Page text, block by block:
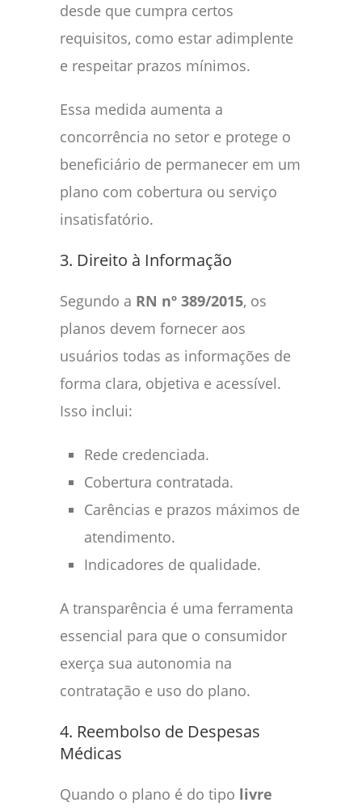
desde que cumpra certos
requisitos, como estar adimplente
e respeitar prazos mínimos.
Essa medida aumenta a
concorrência no setor e protege o
beneficiário de permanecer em um
plano com cobertura ou serviço
insatisfatório.
3. Direito à Informação
Segundo a RN nº 389/2015, os
planos devem fornecer aos
usuários todas as informações de
forma clara, objetiva e acessível.
Isso inclui:
Rede credenciada.
Cobertura contratada.
Carências e prazos máximos de
atendimento.
Indicadores de qualidade.
A transparência é uma ferramenta
essencial para que o consumidor
exerça sua autonomia na
contratação e uso do plano.
4. Reembolso de Despesas
Médicas
Quando o plano é do tipo livre